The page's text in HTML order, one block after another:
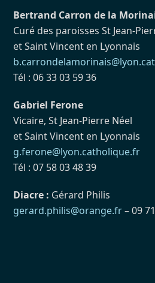
Bertrand Carron de la
Curé des paroisses St Jean-
et Saint Vincent en Lyonnais
Tél : 06 33 03 59 36
Gabriel Ferone
Vicaire, St Jean-Pierre Néel
et Saint Vincent en Lyonnais
g.ferone@lyon.catholique.fr
Tél : 07 58 03 48 39
Diacre : Gérard Philis
gerard.philis@orange.fr– 09